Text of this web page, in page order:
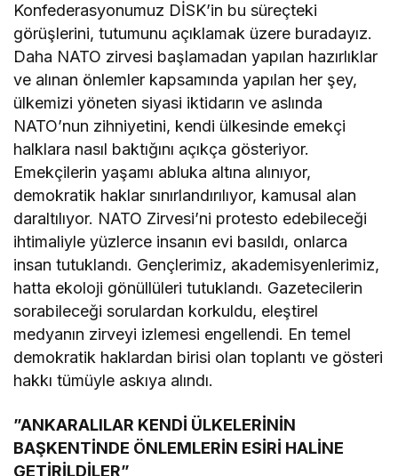
Konfederasyonumuz DİSK’in bu süreçteki
görüşlerini, tutumunu açıklamak üzere buradayız.
Daha NATO zirvesi başlamadan yapılan hazırlıklar
ve alınan önlemler kapsamında yapılan her şey,
ülkemizi yöneten siyasi iktidarın ve aslında
NATO’nun zihniyetini, kendi ülkesinde emekçi
halklara nasıl baktığını açıkça gösteriyor.
Emekçilerin yaşamı abluka altına alınıyor,
demokratik haklar sınırlandırılıyor, kamusal alan
daraltılıyor. NATO Zirvesi’ni protesto edebileceği
ihtimaliyle yüzlerce insanın evi basıldı, onlarca
insan tutuklandı. Gençlerimiz, akademisyenlerimiz,
hatta ekoloji gönüllüleri tutuklandı. Gazetecilerin
sorabileceği sorulardan korkuldu, eleştirel
medyanın zirveyi izlemesi engellendi. En temel
demokratik haklardan birisi olan toplantı ve gösteri
hakkı tümüyle askıya alındı.
​”ANKARALILAR KENDİ ÜLKELERİNİN
BAŞKENTİNDE ÖNLEMLERİN ESİRİ HALİNE
GETİRİLDİLER”